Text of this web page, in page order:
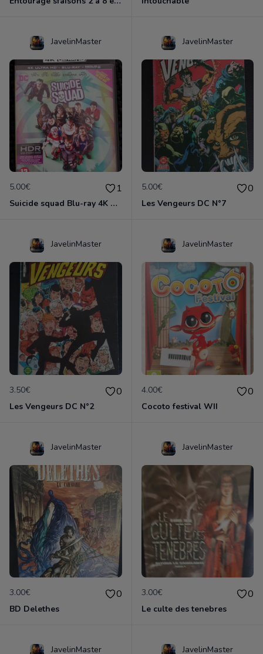
JavelinMaster
5.00€ 1
Suicide squad Blu-ray 4K ultra HD
JavelinMaster
5.00€ 0
Les Vengeurs DC N°7
JavelinMaster
3.50€ 0
Les Vengeurs DC N°2
JavelinMaster
4.00€ 0
Cocoto festival WII
JavelinMaster
3.00€ 0
BD Delethes
JavelinMaster
3.00€ 0
Le culte des tenebres
JavelinMaster JavelinMaster